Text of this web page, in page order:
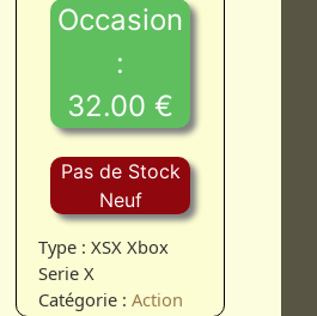
Occasion
:
32.00 €
Pas de Stock
Neuf
Type : XSX Xbox
Serie X
Catégorie :Action